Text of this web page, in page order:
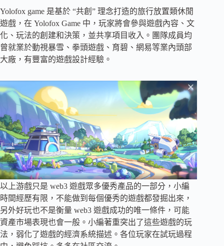
Yolofox game 是基於 “共創” 理念打造的旅行放置類休閒
遊戲，在 Yolofox Game 中，玩家將會參與遊戲內容、文
化、玩法的創建和決策，並共享項目收入。團隊成員均
曾就業於動視暴雪、拳頭遊戲、育碧、網易等業內頭部
大廠，有豐富的遊戲設計經驗。
以上游戲只是 web3 遊戲眾多優秀產品的一部分，小編
時間經歷有限，不能做到每個優秀的遊戲都發掘出來，
另外好玩也不是衡量 web3 遊戲成功的唯一條件，可能
資產市場表現也會一般。小編著重突出了這些遊戲的玩
法，弱化了遊戲的經濟系統描述。各位玩家在試玩過程